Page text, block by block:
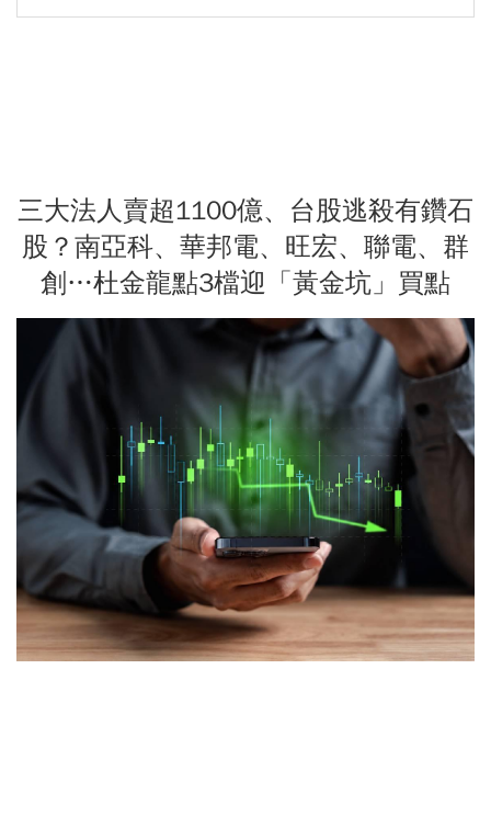
三大法人賣超1100億、台股逃殺有鑽石
股？南亞科、華邦電、旺宏、聯電、群
創…杜金龍點3檔迎「黃金坑」買點